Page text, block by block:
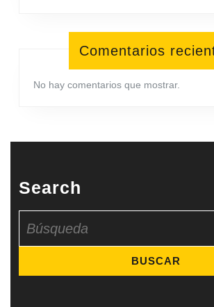
Comentarios
No hay comentarios que mostrar.
Search